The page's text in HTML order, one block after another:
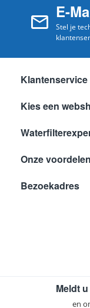
E-
Stel je
Klantenservice
Kies een
Onze voordelen
Bezoekadres
Meldt
en